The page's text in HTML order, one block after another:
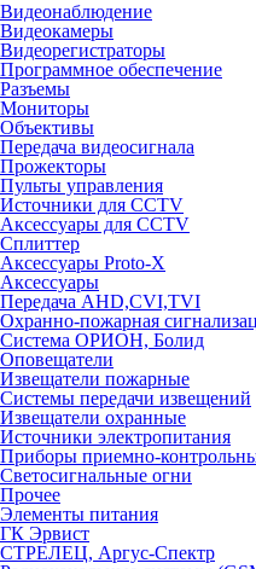
Видеонаблюдение
Видеокамеры
Видеорегистраторы
Программное обеспечение
Разъемы
Мониторы
Объективы
Передача видеосигнала
Прожекторы
Пульты управления
Источники для CCTV
Аксессуары для CCTV
Сплиттер
Аксессуары Proto-X
Аксессуары
Передача AHD,CVI,TVI
Охранно-пожарная
Система ОРИОН, Болид
Оповещатели
Извещатели пожарные
Системы передачи извещений
Извещатели охранные
Источники электропитания
Приборы приемно-
Светосигнальные огни
Прочее
Элементы питания
ГК Эрвист
СТРЕЛЕЦ, Аргус-Спектр